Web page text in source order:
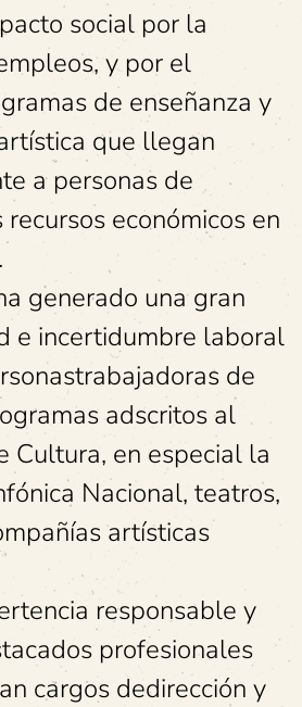
social por la
y por el
de enseñanza y
que llegan
a personas de
recursos económicos en
generado una gran
e incertidumbre laboral
de
adscritos al
Cultura, en especial la
Nacional, teatros,
artísticas
responsable y
profesionales
cargos dedirección y